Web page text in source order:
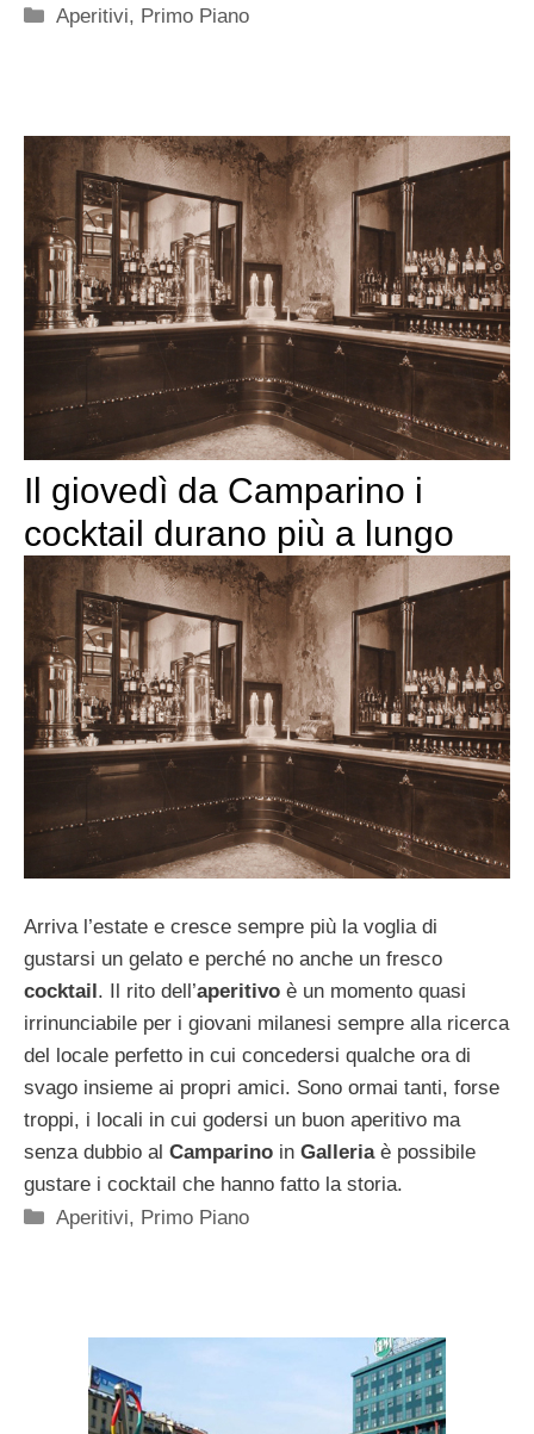
Categorie
Aperitivi, Primo Piano
Il giovedì da Camparino i
cocktail durano più a lungo
Arriva l’estate e cresce sempre più la voglia di
gustarsi un gelato e perché no anche un fresco
cocktail. Il rito dell’aperitivo è un momento quasi
irrinunciabile per i giovani milanesi sempre alla ricerca
del locale perfetto in cui concedersi qualche ora di
svago insieme ai propri amici. Sono ormai tanti, forse
troppi, i locali in cui godersi un buon aperitivo ma
senza dubbio al Camparino in Galleriaè possibile
gustare i cocktail che hanno fatto la storia.
Categorie
Aperitivi, Primo Piano